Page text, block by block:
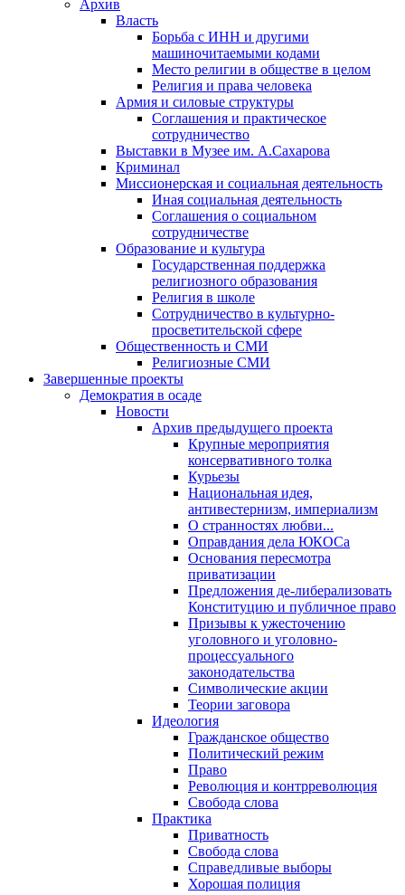
Архив
Власть
Борьба с ИНН и другими
машиночитаемыми кодами
Место религии в обществе в целом
Религия и права человека
Армия и силовые структуры
Соглашения и практическое
сотрудничество
Выставки в Музее им. А.Сахарова
Криминал
Миссионерская и социальная деятельность
Иная социальная деятельность
Соглашения о социальном
сотрудничестве
Образование и культура
Государственная поддержка
религиозного образования
Религия в школе
Сотрудничество в культурно-
просветительской сфере
Общественность и СМИ
Религиозные СМИ
Завершенные проекты
Демократия в осаде
Новости
Архив предыдущего проекта
Крупные мероприятия
консервативного толка
Курьезы
Национальная идея,
антивестернизм, империализм
О странностях любви...
Оправдания дела ЮКОСа
Основания пересмотра
приватизации
Предложения де-либерализовать
Конституцию и публичное право
Призывы к ужесточению
уголовного и уголовно-
процессуального
законодательства
Символические акции
Теории заговора
Идеология
Гражданское общество
Политический режим
Право
Революция и контрреволюция
Свобода слова
Практика
Приватность
Свобода слова
Справедливые выборы
Хорошая полиция